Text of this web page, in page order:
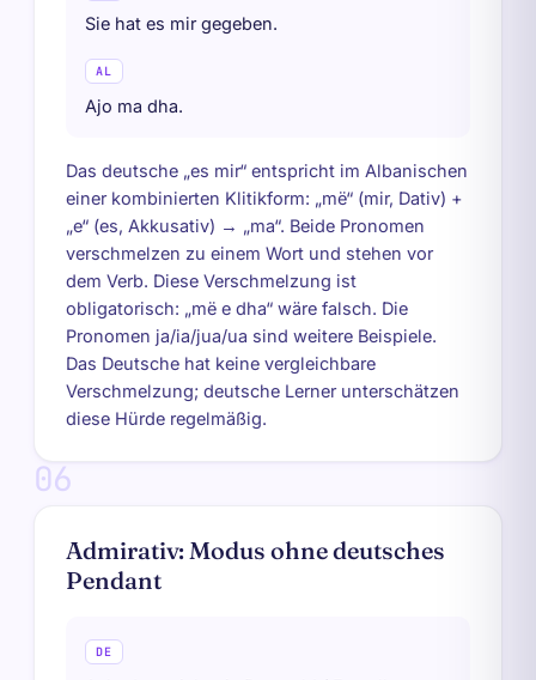
Sie hat es mir gegeben.
AL
Ajo ma dha.
Das deutsche „es mir“ entspricht im Albanischen
einer kombinierten Klitikform: „më“ (mir, Dativ) +
„e“ (es, Akkusativ) → „ma“. Beide Pronomen
verschmelzen zu einem Wort und stehen vor
dem Verb. Diese Verschmelzung ist
obligatorisch: „më e dha“ wäre falsch. Die
Pronomen ja/ia/jua/ua sind weitere Beispiele.
Das Deutsche hat keine vergleichbare
Verschmelzung; deutsche Lerner unterschätzen
diese Hürde regelmäßig.
06
Admirativ: Modus ohne deutsches
Pendant
DE